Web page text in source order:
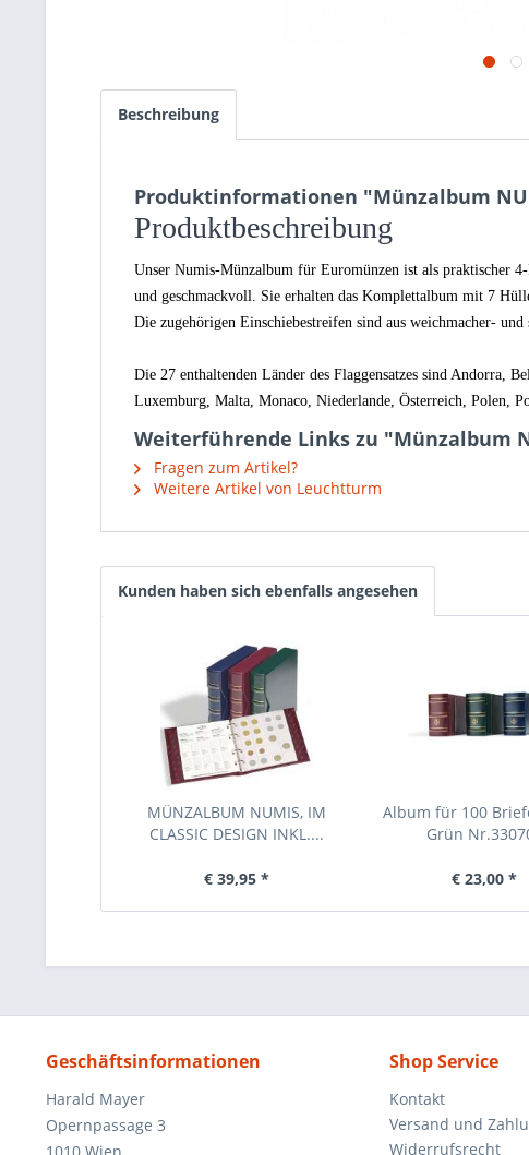
Beschreibung
Produktinformationen "Münzalbum
Produkt­beschreibung
Unser Numis-Münzalbum für Euromünzen ist als praktischer
und geschmackvoll. Sie erhalten das Komplettalbum mit 7
Die zugehörigen Einschiebestreifen sind aus weichmacher-
Die 27 enthaltenden Länder des Flaggensatzes sind
Luxemburg, Malta, Monaco, Niederlande, Österreich, Polen,
Weiterführende Links zu "Münzalbum
Fragen zum Artikel?
Weitere Artikel von Leuchtturm
Kunden haben sich ebenfalls angesehen
MÜNZALBUM NUMIS, IM
CLASSIC DESIGN INKL....
€ 39,95 *
Album für 100
Grün
€ 23,00 *
Geschäftsinformationen
Harald Mayer
Opernpassage 3
Shop Service
Kontakt
Versand und
Widerrufsrecht